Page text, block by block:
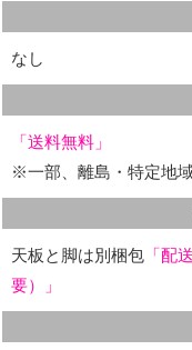
カットした木材
「高周波プレス
木材を並べ、圧
の脚も2枚の板
なし
「送料無料」
※一部、離島・特定地
天板と脚は別梱包 「配
要）」